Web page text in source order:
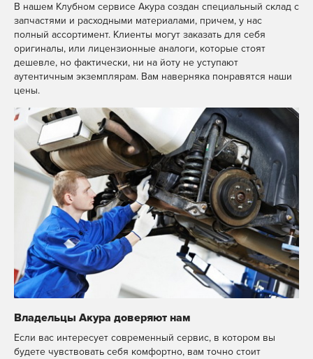
В нашем Клубном сервисе Акура создан специальный склад с
запчастями и расходными материалами, причем, у нас
полный ассортимент. Клиенты могут заказать для себя
оригиналы, или лицензионные аналоги, которые стоят
дешевле, но фактически, ни на йоту не уступают
аутентичным экземплярам. Вам наверняка понравятся наши
цены.
Владельцы Акура доверяют нам
Если вас интересует современный сервис, в котором вы
будете чувствовать себя комфортно, вам точно стоит